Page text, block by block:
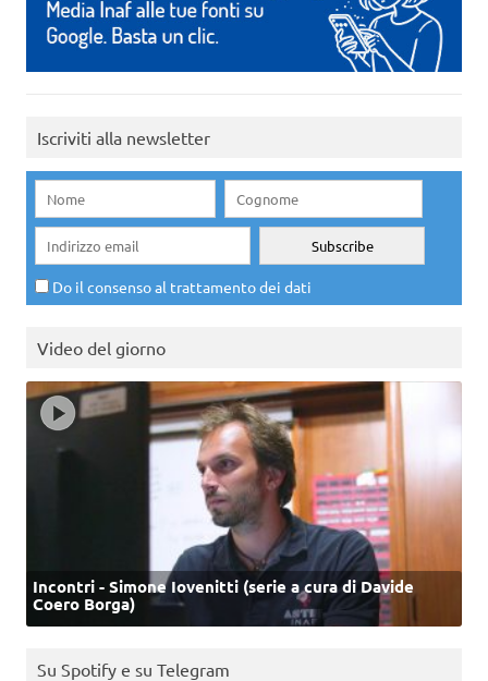
Iscriviti alla newsletter
Do il consenso al trattamento dei dati
Video del giorno
Incontri - Simone Iovenitti (serie a cura di Davide
Coero Borga)
Su Spotify e su Telegram